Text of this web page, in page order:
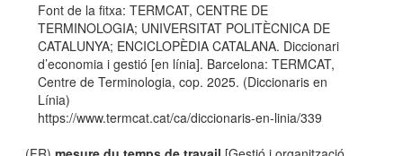
Font de la fitxa: TERMCAT, CENTRE DE
TERMINOLOGIA; UNIVERSITAT POLITÈCNICA DE
CATALUNYA; ENCICLOPÈDIA CATALANA. Diccionari
d’economia i gestió [en línia]. Barcelona: TERMCAT,
Centre de Terminologia, cop. 2025. (Diccionaris en
Línia)
https://www.termcat.cat/ca/diccionaris-en-linia/339